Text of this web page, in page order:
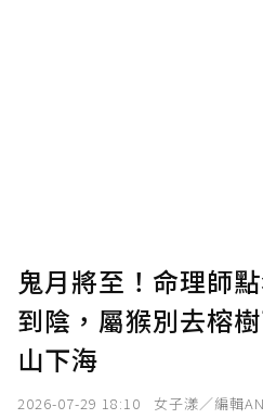
鬼月將至！命理師
到陰，屬猴別去榕
山下海
2026-07-29 18:10 女子漾／編輯